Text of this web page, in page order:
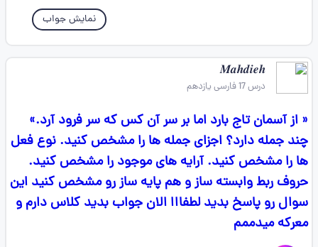
نمایش جواب
𝑴𝒂𝒉𝒅𝒊𝒆𝒉
درس 17 فارسی یازدهم
« از آسمان تاج بارد اما بر سر آن کس که سر فرود آرد.»
چند جمله دارد؟ اجزای جمله ها را مشخص کنید. نوع فعل
ها را مشخص کنید. آرایه های موجود را مشخص کنید.
حروف ربط وابسته ساز و هم پایه ساز رو مشخص کنید این
سوال رو پاسخ بدید لطفااا الان جواب بدید کلاس دارم و
معرکه میدممم